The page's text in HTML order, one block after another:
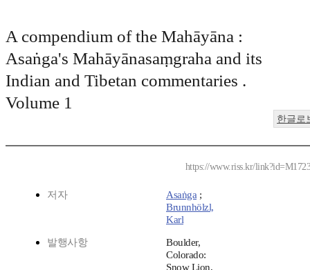
A compendium of the Mahāyāna :
Asaṅga's Mahāyānasaṃgraha and its
Indian and Tibetan commentaries .
Volume 1
한글로
https://www.riss.kr/
저자 Asaṅga;
Brunnhölzl,
Karl
발행사항
Boulder,
Colorado:
Snow Lion,